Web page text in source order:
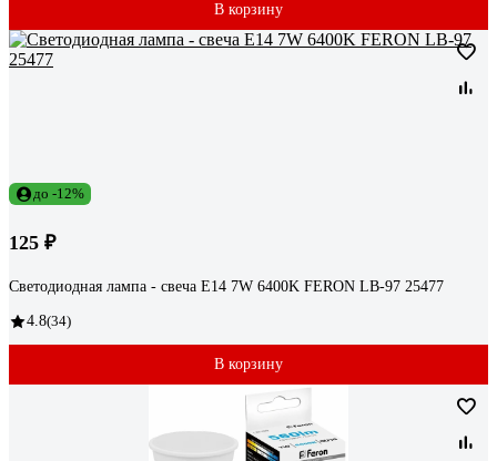
В корзину
до -12%
125 ₽
Светодиодная лампа - свеча E14 7W 6400K FERON LB-97 25477
4.8(34)
В корзину